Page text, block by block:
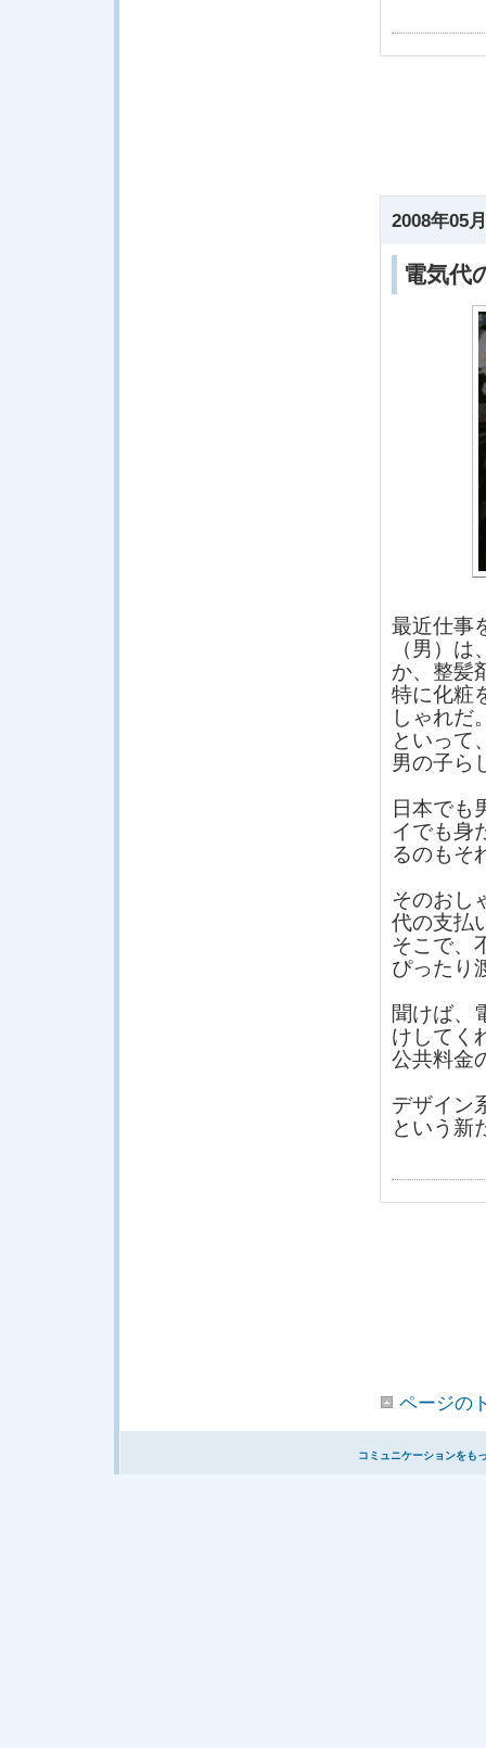
2008年05
電気代
最近仕事
（男）
か、整髪
特に化粧
しゃれだ
といって
男の子ら
日本でも
イでも身
るのもそ
そのおし
代の支払
そこで、
ぴったり
聞けば、
けしてく
公共料金
デザイン
という新
ページの
コミュニケーションをも